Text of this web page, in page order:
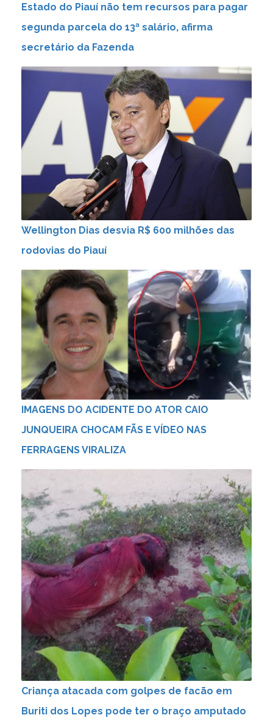
Estado do Piauí não tem recursos para pagar
segunda parcela do 13ª salário, afirma
secretário da Fazenda
Wellington Dias desvia R$ 600 milhões das
rodovias do Piauí
IMAGENS DO ACIDENTE DO ATOR CAIO
JUNQUEIRA CHOCAM FÃS E VÍDEO NAS
FERRAGENS VIRALIZA
Criança atacada com golpes de facão em
Buriti dos Lopes pode ter o braço amputado